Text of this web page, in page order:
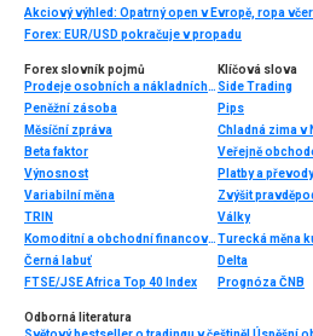
Akciový výhled: Opatrný open v Evropě, ropa
Forex: EUR/USD pokračuje v propadu
Forex slovník pojmů
Prodeje osobních a nákladních automobilů
Peněžní zásoba
Měsíční zpráva
Beta faktor
Výnosnost
Variabilní měna
TRIN
Komoditní a obchodní financování
Černá labuť
FTSE/JSE Africa Top 40 Index
Klíčová slova
Side Trading
Pips
Chladná zima v
Platby a
Zvýšit
Války
Turecká měna
Delta
Prognóza ČNB
Odborná literatura